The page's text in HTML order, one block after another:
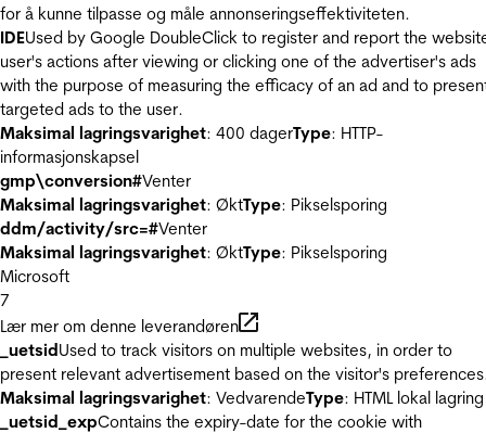
for å kunne tilpasse og måle annonseringseffektiviteten.
IDEUsed by Google DoubleClick to register and report the
user's actions after viewing or clicking one of the advertiser's ads
with the purpose of measuring the efficacy of an ad and to
targeted ads to the user.
Maksimal lagringsvarighet: 400 dagerType: HTTP-
informasjonskapsel
gmp\conversion#Venter
Maksimal lagringsvarighet: ØktType: Pikselsporing
ddm/activity/src=#Venter
Maksimal lagringsvarighet: ØktType: Pikselsporing
Microsoft
7
Lær mer om denne leverandøren
_uetsidUsed to track visitors on multiple websites, in order to
present relevant advertisement based on the visitor's
Maksimal lagringsvarighet: VedvarendeType: HTML lokal lagring
_uetsid_expContains the expiry-date for the cookie with